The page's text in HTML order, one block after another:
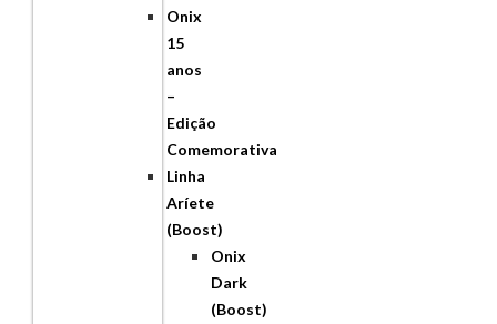
Onix
15
anos
–
Edição
Comemorativa
Linha
Aríete
(Boost)
Onix
Dark
(Boost)